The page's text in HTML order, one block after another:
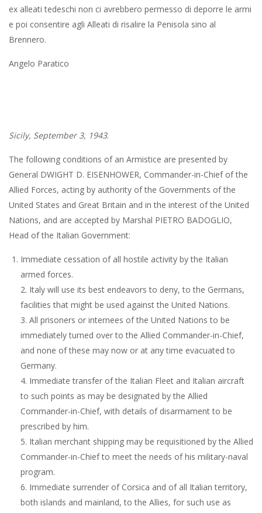
ex alleati tedeschi non ci avrebbero permesso di deporre le armi
e poi consentire agli Alleati di risalire la Penisola sino al
Brennero.
Angelo Paratico
Sicily, September 3, 1943.
The following conditions of an Armistice are presented by
General DWIGHT D. EISENHOWER, Commander-in-Chief of the
Allied Forces, acting by authority of the Governments of the
United States and Great Britain and in the interest of the United
Nations, and are accepted by Marshal PIETRO BADOGLIO,
Head of the Italian Government:
Immediate cessation of all hostile activity by the Italian
armed forces.
2. Italy will use its best endeavors to deny, to the Germans,
facilities that might be used against the United Nations.
3. All prisoners or internees of the United Nations to be
immediately turned over to the Allied Commander-in-Chief,
and none of these may now or at any time evacuated to
Germany.
4. Immediate transfer of the Italian Fleet and Italian aircraft
to such points as may be designated by the Allied
Commander-in-Chief, with details of disarmament to be
prescribed by him.
5. Italian merchant shipping may be requisitioned by the Allied
Commander-in-Chief to meet the needs of his military-naval
program.
6. Immediate surrender of Corsica and of all Italian territory,
both islands and mainland, to the Allies, for such use as